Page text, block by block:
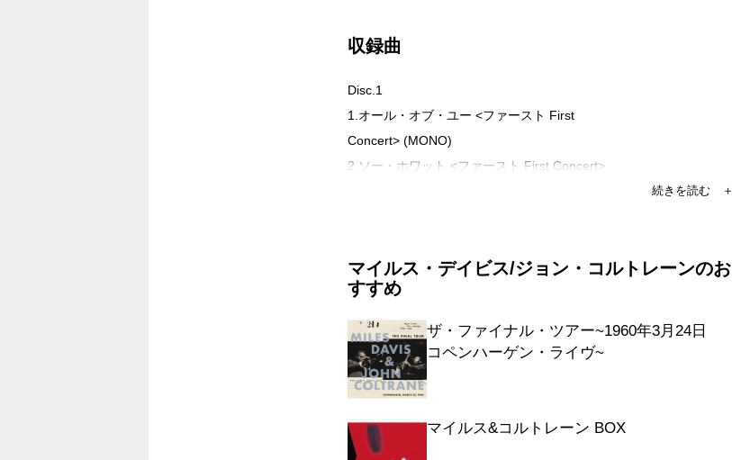
収録曲
Disc.1
1.オール・オブ・ユー <ファースト First
Concert> (MONO)
2.ソー・ホワット <ファースト First Concert>
4.ウォーキン <セカンド Second Concert>
(MONO)
Disc.2
1.バイ・バイ・ブラックバード (1960年3月21日
パリ@オランピア劇場(セカンド)) (MONO)
@オランピア劇場(セカンド)) (MONO)
マイルス・デイビス/ジョン・コルトレーンのお
すすめ
ザ・ファイナル・ツアー~1960年3月24日
コペンハーゲン・ライヴ~
マイルス&コルトレーン BOX